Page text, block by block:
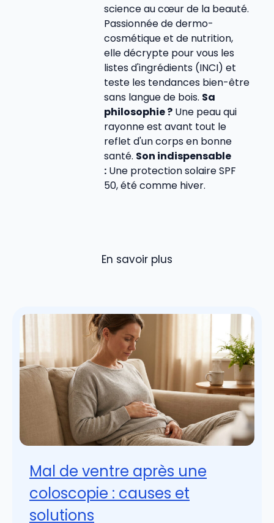
science au cœur de la beauté.
Passionnée de dermo-
cosmétique et de nutrition,
elle décrypte pour vous les
listes d'ingrédients (INCI) et
teste les tendances bien-être
sans langue de bois. Sa
philosophie ? Une peau qui
rayonne est avant tout le
reflet d'un corps en bonne
santé. Son indispensable
: Une protection solaire SPF
50, été comme hiver.
En savoir plus
Mal de ventre après une
coloscopie : causes et
solutions